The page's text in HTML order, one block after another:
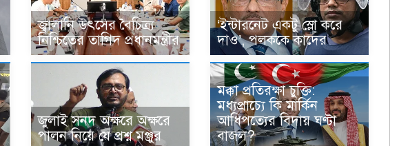
জ্বালানি উৎসের বৈচিত্র্য
নিশ্চিতের তাগিদ প্রধানমন্ত্রীর
‘ইন্টারনেট একটু স্লো করে
দাও’, পলককে কাদের
জুলাই সনদ অক্ষরে অক্ষরে
পালন নিয়ে যে প্রশ্ন মঞ্জুর
মক্কা প্রতিরক্ষা চুক্তি:
মধ্যপ্রাচ্যে কি মার্কিন
আধিপত্যের বিদায় ঘণ্টা
বাজল?